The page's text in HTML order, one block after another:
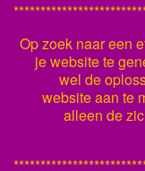
Op zoek naar een
je website te
wel de
website aan te
alleen de